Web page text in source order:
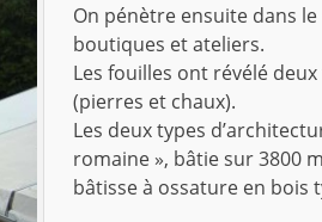
On pénètre ensuite dans
boutiques et ateliers.
Les fouilles ont révélé
(pierres et chaux).
Les deux types
romaine », bâtie sur 3800
bâtisse à ossature en bois